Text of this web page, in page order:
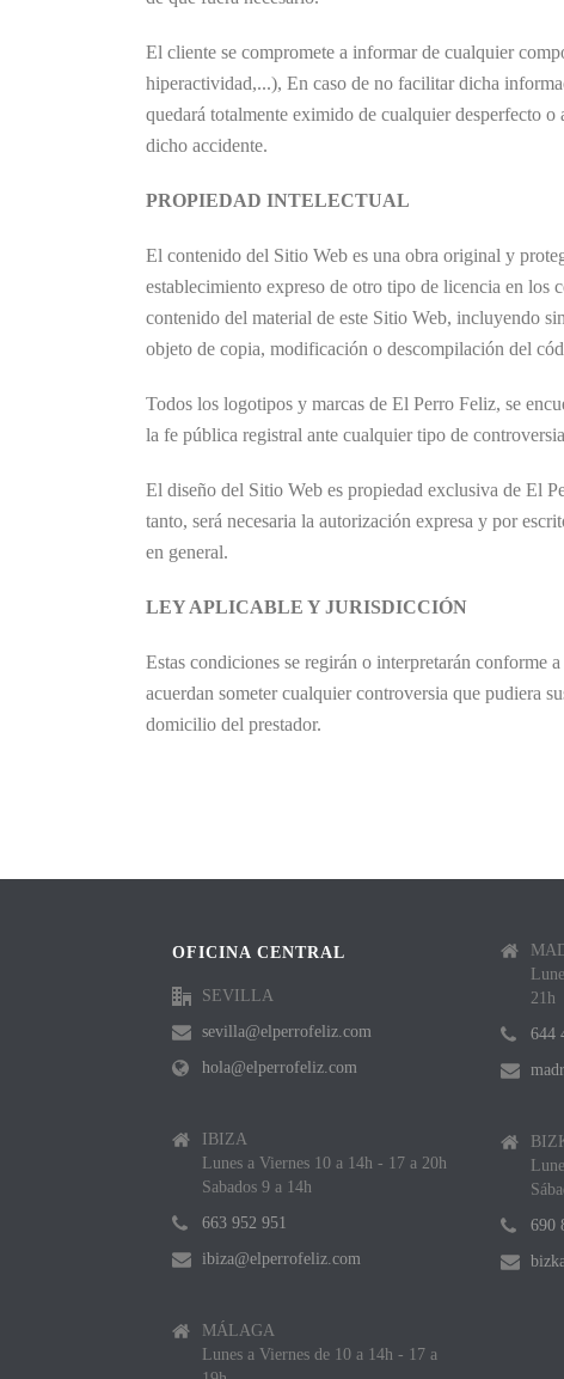
El cliente se compromete a informar de cualquier
hiperactividad,...), En caso de no facilitar dicha
quedará totalmente eximido de cualquier desperfecto
dicho accidente.
PROPIEDAD INTELECTUAL
El contenido del Sitio Web es una obra original y
establecimiento expreso de otro tipo de licencia en
contenido del material de este Sitio Web, incluyendo
objeto de copia, modificación o descompilación del
Todos los logotipos y marcas de El Perro Feliz, se
la fe pública registral ante cualquier tipo de
El diseño del Sitio Web es propiedad exclusiva de El
tanto, será necesaria la autorización expresa y por
en general.
LEY APLICABLE Y JURISDICCIÓN
Estas condiciones se regirán o interpretarán conforme
acuerdan someter cualquier controversia que pudiera
domicilio del prestador.
OFICINA CENTRAL
SEVILLA
sevilla@elperrofeliz.com
hola@elperrofeliz.com
IBIZA
Lunes a Viernes 10 a 14h - 17 a 20h
Sabados 9 a 14h
663 952 951
ibiza@elperrofeliz.com
MÁLAGA
Lunes a Viernes de 10 a 14h - 17 a
21h
644
690